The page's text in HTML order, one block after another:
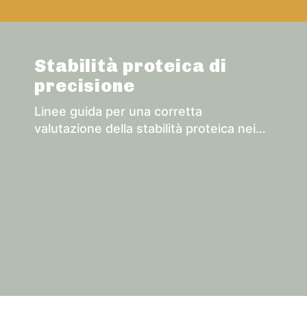
Stabilità proteica di
precisione
Linee guida per una corretta
valutazione della stabilità proteica nei